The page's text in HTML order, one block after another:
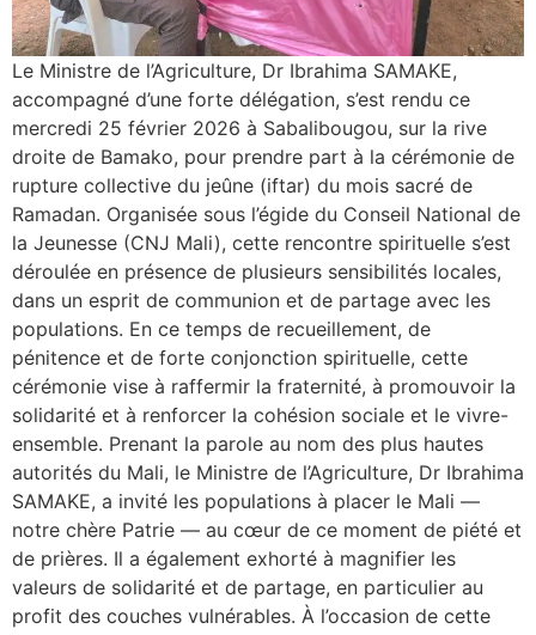
Le Ministre de l’Agriculture, Dr Ibrahima SAMAKE,
accompagné d’une forte délégation, s’est rendu ce
mercredi 25 février 2026 à Sabalibougou, sur la rive
droite de Bamako, pour prendre part à la cérémonie de
rupture collective du jeûne (iftar) du mois sacré de
Ramadan. Organisée sous l’égide du Conseil National de
la Jeunesse (CNJ Mali), cette rencontre spirituelle s’est
déroulée en présence de plusieurs sensibilités locales,
dans un esprit de communion et de partage avec les
populations. En ce temps de recueillement, de
pénitence et de forte conjonction spirituelle, cette
cérémonie vise à raffermir la fraternité, à promouvoir la
solidarité et à renforcer la cohésion sociale et le vivre-
ensemble. Prenant la parole au nom des plus hautes
autorités du Mali, le Ministre de l’Agriculture, Dr Ibrahima
SAMAKE, a invité les populations à placer le Mali —
notre chère Patrie — au cœur de ce moment de piété et
de prières. Il a également exhorté à magnifier les
valeurs de solidarité et de partage, en particulier au
profit des couches vulnérables. À l’occasion de cette